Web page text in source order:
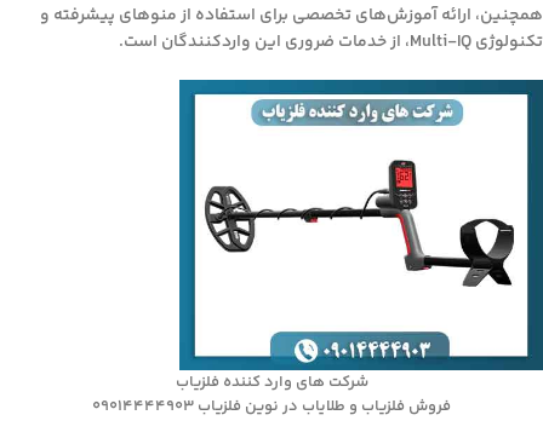
همچنین، ارائه آموزش‌های تخصصی برای استفاده از منوهای پیشرفته و
تکنولوژی Multi-IQ، از خدمات ضروری این واردکنندگان است.
شرکت های وارد کننده فلزیاب
فروش فلزیاب و طلایاب در نوین فلزیاب 09014444903